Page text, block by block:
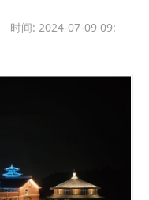
时间: 2024-07-09 09: